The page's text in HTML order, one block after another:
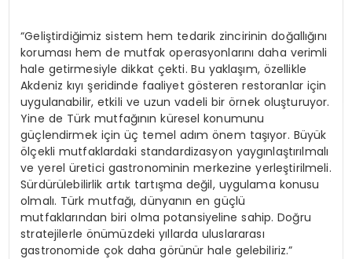
“Geliştirdiğimiz sistem hem tedarik zincirinin doğallığını
koruması hem de mutfak operasyonlarını daha verimli
hale getirmesiyle dikkat çekti. Bu yaklaşım, özellikle
Akdeniz kıyı şeridinde faaliyet gösteren restoranlar için
uygulanabilir, etkili ve uzun vadeli bir örnek oluşturuyor.
Yine de Türk mutfağının küresel konumunu
güçlendirmek için üç temel adım önem taşıyor. Büyük
ölçekli mutfaklardaki standardizasyon yaygınlaştırılmalı
ve yerel üretici gastronominin merkezine yerleştirilmeli.
Sürdürülebilirlik artık tartışma değil, uygulama konusu
olmalı. Türk mutfağı, dünyanın en güçlü
mutfaklarından biri olma potansiyeline sahip. Doğru
stratejilerle önümüzdeki yıllarda uluslararası
gastronomide çok daha görünür hale gelebiliriz.”